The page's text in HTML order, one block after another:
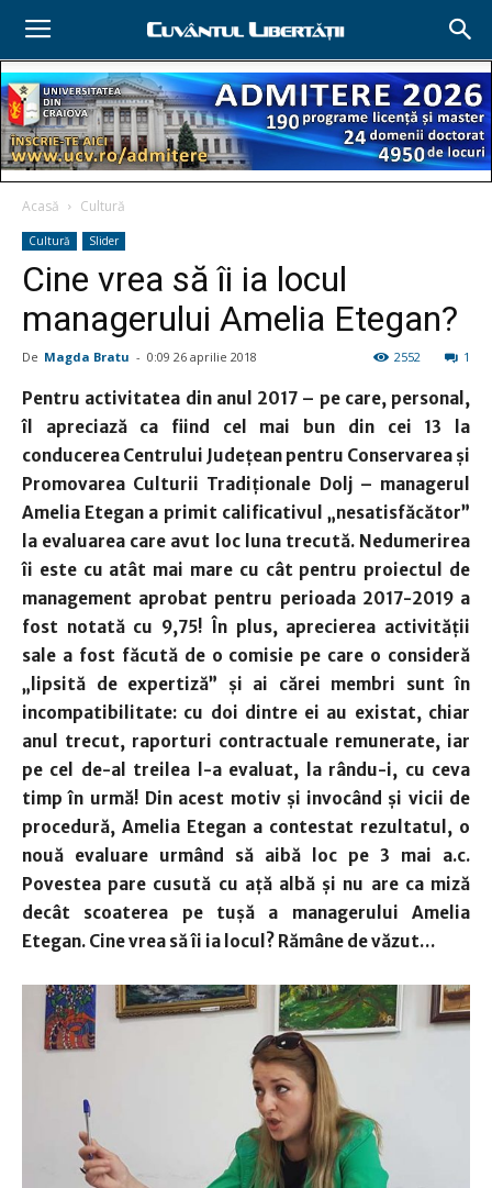
Acasă Cultură
Cultură Slider
Cine vrea să îi ia locul
managerului Amelia Etegan?
De Magda Bratu - 0:09 26 aprilie 2018 1
2552
Pentru activitatea din anul 2017 – pe care, personal,
îl apreciază ca fiind cel mai bun din cei 13 la
conducerea Centrului Judeţean pentru Conservarea şi
Promovarea Culturii Tradiţionale Dolj – managerul
Amelia Etegan a primit calificativul „nesatisfăcător”
la evaluarea care avut loc luna trecută. Nedumerirea
îi este cu atât mai mare cu cât pentru proiectul de
management aprobat pentru perioada 2017-2019 a
fost notată cu 9,75! În plus, aprecierea activităţii
sale a fost făcută de o comisie pe care o consideră
„lipsită de expertiză” şi ai cărei membri sunt în
incompatibilitate: cu doi dintre ei au existat, chiar
anul trecut, raporturi contractuale remunerate, iar
pe cel de-al treilea l-a evaluat, la rându-i, cu ceva
timp în urmă! Din acest motiv şi invocând şi vicii de
procedură, Amelia Etegan a contestat rezultatul, o
nouă evaluare urmând să aibă loc pe 3 mai a.c.
Povestea pare cusută cu aţă albă şi nu are ca miză
decât scoaterea pe tuşă a managerului Amelia
Etegan. Cine vrea să îi ia locul? Rămâne de văzut…